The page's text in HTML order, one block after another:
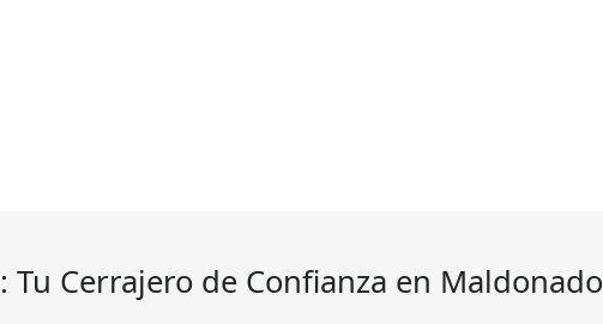
: Tu Cerrajero de Confianza en Maldonado